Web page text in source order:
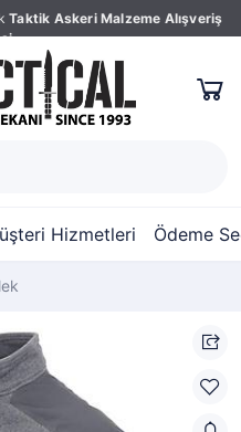
Taktik Askeri Malzeme Alışveriş
Hizmetleri Ödeme